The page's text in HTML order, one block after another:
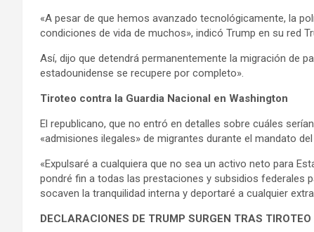
«A pesar de que hemos avanzado tecnológicamente, la
condiciones de vida de muchos», indicó Trump en su red
Así, dijo que detendrá permanentemente la migración de
estadounidense se recupere por completo».
Tiroteo contra la Guardia Nacional en Washington
El republicano, que no entró en detalles sobre cuáles
«admisiones ilegales» de migrantes durante el mandato
«Expulsaré a cualquiera que no sea un activo neto para
pondré fin a todas las prestaciones y subsidios federales
socaven la tranquilidad interna y deportaré a cualquier
DECLARACIONES DE TRUMP SURGEN TRAS